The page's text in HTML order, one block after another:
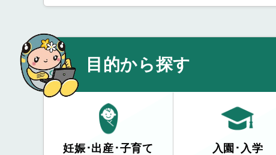
目的から探す
妊娠･出産･子育て 入園･入学